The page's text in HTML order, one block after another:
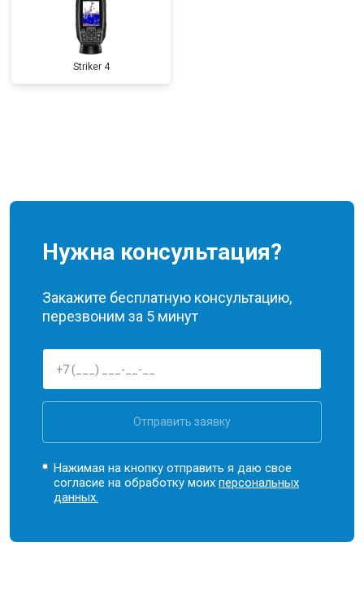
Striker 4
Нужна консультация?
Закажите бесплатную консультацию,
перезвоним за 5 минут
Отправить заявку
Нажимая на кнопку отправить я даю свое
согласие на обработку моихперсональных
данных.